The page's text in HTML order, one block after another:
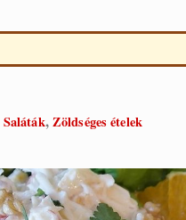
Saláták,Zöldséges ételek